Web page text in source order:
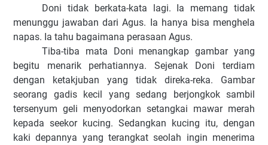
Doni tidak berkata-kata lagi. Ia memang tidak
menunggu jawaban dari Agus. Ia hanya bisa menghela
napas. Ia tahu bagaimana perasaan Agus.
Tiba-tiba mata Doni menangkap gambar yang
begitu menarik perhatiannya. Sejenak Doni terdiam
dengan ketakjuban yang tidak direka-reka. Gambar
seorang gadis kecil yang sedang berjongkok sambil
tersenyum geli menyodorkan setangkai mawar merah
kepada seekor kucing. Sedangkan kucing itu, dengan
kaki depannya yang terangkat seolah ingin menerima